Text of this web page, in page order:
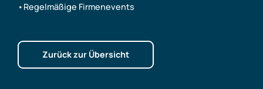
Regelmäßige Firmenevents
Zurück zur Übersicht